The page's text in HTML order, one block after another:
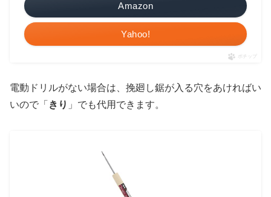
Amazon
Yahoo!
ポチップ
電動ドリルがない場合は、挽廻し鋸が入る穴をあければい
いので「 きり 」でも代用できます。